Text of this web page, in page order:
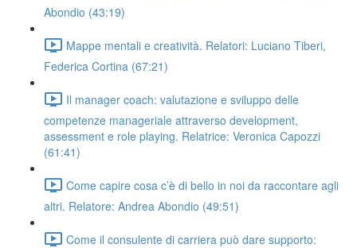
Abondio (43:19)
Mappe mentali e creatività. Relatori: Luciano Tiberi,
Federica Cortina (67:21)
Il manager coach: valutazione e sviluppo delle
competenze manageriale attraverso development,
assessment e role playing. Relatrice: Veronica Capozzi
(61:41)
Come capire cosa c’è di bello in noi da raccontare agli
altri. Relatore: Andrea Abondio (49:51)
Come il consulente di carriera può dare supporto: